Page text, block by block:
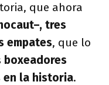
que ahora
tres
empates, que lo
boxeadores
en la historia.